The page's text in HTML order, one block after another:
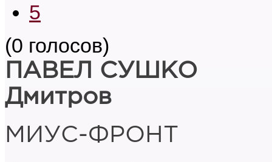
5
(0 голосов)
ПАВЕЛ СУШКО
Дмитров
МИУС-ФРОНТ